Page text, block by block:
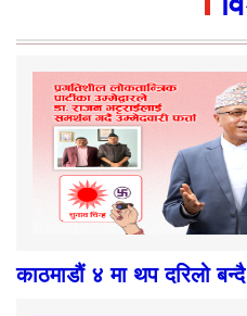
काठमाडौं ४ मा थप दरिलो